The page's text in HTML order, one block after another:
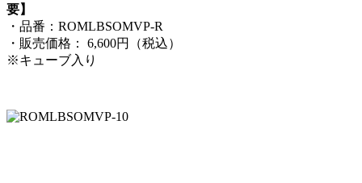
要】
・品番：ROMLBSOMVP-R
・販売価格： 6,600円（税込）
※キューブ入り